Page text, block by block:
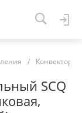
/ Конвекторы
SCQ